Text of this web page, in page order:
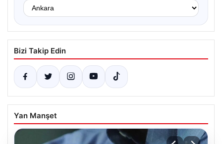
Bizi Takip Edin
Yan Manşet